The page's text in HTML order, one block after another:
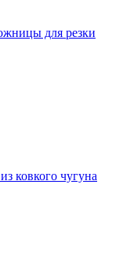
для резки
ковкого чугуна